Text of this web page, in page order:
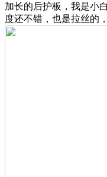
加长的后护板，我是小
度还不错，也是拉丝的